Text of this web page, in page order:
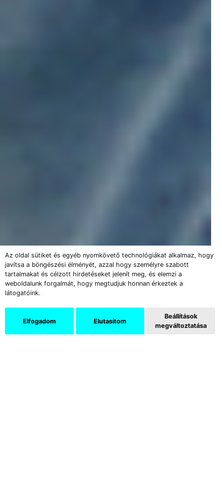
Az oldal sütiket és egyéb nyomkövető technológiákat alkalmaz, hogy
javítsa a böngészési élményét, azzal hogy személyre szabott
tartalmakat és célzott hirdetéseket jelenít meg, és elemzi a
weboldalunk forgalmát, hogy megtudjuk honnan érkeztek a
látogatóink.
Elfogadom Elutasítom
Beállítások
megváltoztatása